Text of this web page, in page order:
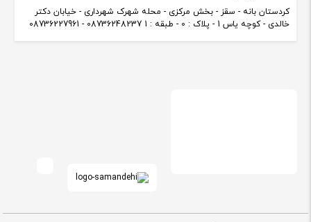
کردستان بانه - سقز - بخش مرکزی - محله شهرک شهرداری - خیابان دکتر
خالدی - کوچه یاس 1 - پلاک : 0 - طبقه : 1 08736248237 - 08736227961